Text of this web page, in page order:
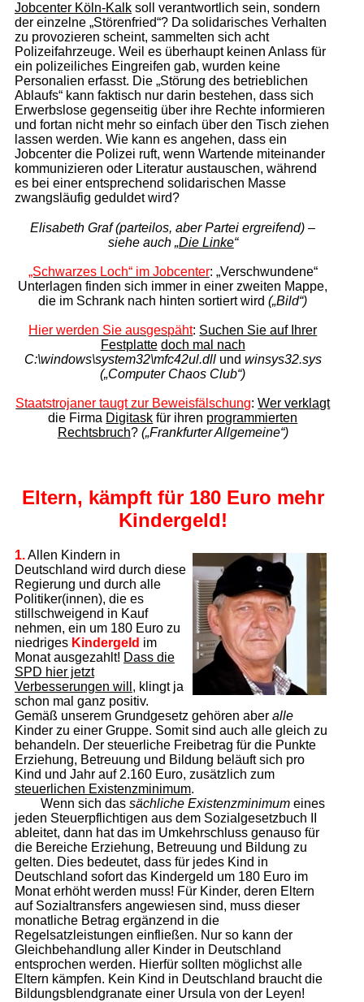
Jobcenter Köln-Kalksoll verantwortlich sein, sondern
der einzelne „Störenfried“? Da solidarisches Verhalten
zu provozieren scheint, sammelten sich acht
Polizeifahrzeuge. Weil es überhaupt keinen Anlass für
ein polizeiliches Eingreifen gab, wurden keine
Personalien erfasst. Die „Störung des betrieblichen
Ablaufs“ kann faktisch nur darin bestehen, dass sich
Erwerbslose gegenseitig über ihre Rechte informieren
und fortan nicht mehr so einfach über den Tisch ziehen
lassen werden. Wie kann es angehen, dass ein
Jobcenter die Polizei ruft, wenn Wartende miteinander
kommunizieren oder Literatur austauschen, während
es bei einer entsprechend solidarischen Masse
zwangsläufig geduldet wird?
Elisabeth Graf (parteilos, aber Partei ergreifend) –
siehe auch „Die Linke“
„Schwarzes Loch“ im Jobcenter: „Verschwundene“
Unterlagen finden sich immer in einer zweiten Mappe,
die im Schrank nach hinten sortiert wird(„Bild“)
Hier werden Sie ausgespäht: Suchen Sie auf Ihrer
Festplatte doch mal nach
C:\windows\system32\mfc42ul.dllund winsys32.sys
(„Computer Chaos Club“)
Staatstrojaner taugt zur Beweisfälschung:Wer verklagt
die Firma Digitask für ihren programmierten
Rechtsbruch? („Frankfurter Allgemeine“)
Eltern, kämpft für 180 Euro mehr
Kindergeld!
1.Allen Kindern in
Deutschland wird durch diese
Regierung und durch alle
Politiker(innen), die es
stillschweigend in Kauf
nehmen, ein um 180 Euro zu
niedriges Kindergeld im
Monat ausgezahlt! Dass die
SPD hier jetzt
Verbesserungen will , klingt ja
schon mal ganz positiv.
Gemäß unserem Grundgesetz gehören aber alle
Kinder zu einer Gruppe. Somit sind auch alle gleich zu
behandeln. Der steuerliche Freibetrag für die Punkte
Erziehung, Betreuung und Bildung beläuft sich pro
Kind und Jahr auf 2.160 Euro, zusätzlich zum
steuerlichen Existenzminimum.
Wenn sich das sächliche Existenzminimumeines
jeden Steuerpflichtigen aus dem Sozialgesetzbuch II
ableitet, dann hat das im Umkehrschluss genauso für
die Bereiche Erziehung, Betreuung und Bildung zu
gelten. Dies bedeutet, dass für jedes Kind in
Deutschland sofort das Kindergeld um 180 Euro im
Monat erhöht werden muss! Für Kinder, deren Eltern
auf Sozialtransfers angewiesen sind, muss dieser
monatliche Betrag ergänzend in die
Regelsatzleistungen einfließen. Nur so kann der
Gleichbehandlung aller Kinder in Deutschland
entsprochen werden. Hierfür sollten möglichst alle
Eltern kämpfen. Kein Kind in Deutschland braucht die
Bildungsblendgranate einer Ursula von der Leyen!